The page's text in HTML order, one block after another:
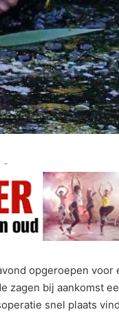
-
opgeroepen voor
zagen bij aankomst
snel plaats